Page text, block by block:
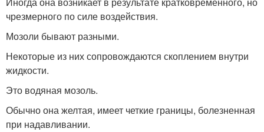
чрезмерного по силе воздействия.
Мозоли бывают разными.
Некоторые из них сопровождаются скоплением внутри
жидкости.
Это водяная мозоль.
Обычно она желтая, имеет четкие границы, болезненная
при надавливании.